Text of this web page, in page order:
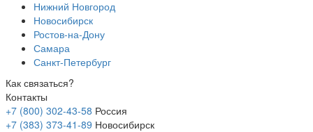
Нижний Новгород
Новосибирск
Ростов-на-Дону
Самара
Санкт-Петербург
Как связаться?
Контакты
+7 (800) 302-43-58 Россия
+7 (383) 373-41-89 Новосибирск